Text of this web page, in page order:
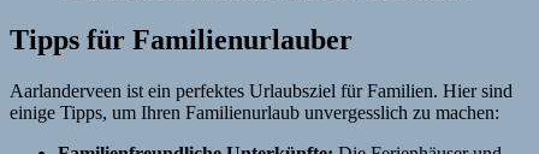
Tipps für Familienurlauber
Aarlanderveen ist ein perfektes Urlaubsziel für Familien. Hier sind
einige Tipps, um Ihren Familienurlaub unvergesslich zu machen: